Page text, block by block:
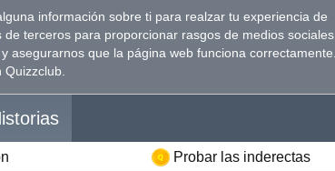
información sobre ti para realzar tu experiencia de
terceros para proporcionar rasgos de medios sociales,
asegurarnos que la página web funciona correctamente.
Probar las inderectas